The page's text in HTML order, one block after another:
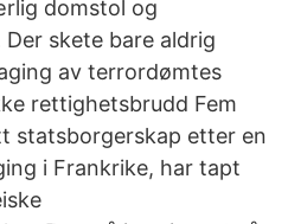
domstol og
skete bare aldrig
av terrordømtes
rettighetsbrudd Fem
statsborgerskap etter en
i Frankrike, har tapt